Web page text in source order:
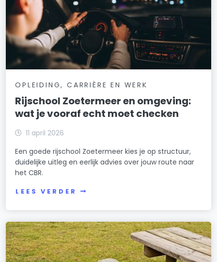
OPLEIDING, CARRIÈRE EN WERK
Rijschool Zoetermeer en omgeving:
wat je vooraf echt moet checken
11 april 2026
Een goede rijschool Zoetermeer kies je op structuur,
duidelijke uitleg en eerlijk advies over jouw route naar
het CBR.
LEES VERDER